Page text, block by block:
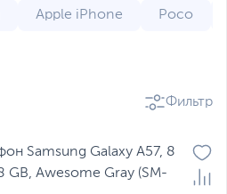
Apple iPhone Poco
Фильтр
Samsung Galaxy A57, 8
GB, Awesome Gray (SM-